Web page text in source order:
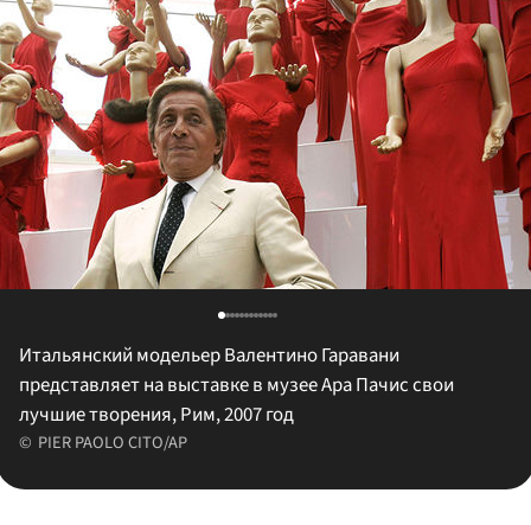
Итальянский модельер Валентино Гаравани
представляет на выставке в музее Ара Пачис свои
лучшие творения, Рим, 2007 год
PIER PAOLO CITO/AP